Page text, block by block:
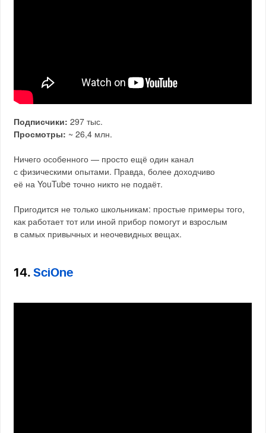
Подписчики: 297 тыс.
Просмотры: ~ 26,4 млн.
Ничего особенного — просто ещё один канал
с физическими опытами. Правда, более доходчиво
её на YouTube точно никто не подаёт.
Пригодится не только школьникам: простые примеры того,
как работает тот или иной прибор помогут и взрослым
в самых привычных и неочевидных вещах.
14.SciOne